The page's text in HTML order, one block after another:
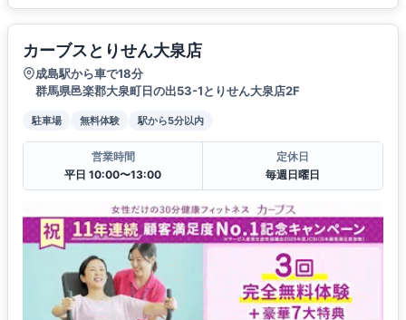
カーブスとりせん大泉店
成島駅から車で18分
群馬県邑楽郡大泉町日の出53-1とりせん大泉店2F
駐車場 無料体験 駅から5分以内
営業時間
平日 10:00〜13:00
定休日
毎週日曜日